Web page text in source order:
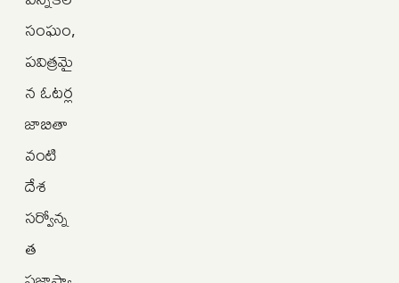
సంఘం,
పవిత్రమై
న ఓటర్ల
జాబితా
వంటి
దేశ
సర్వోన్న
త